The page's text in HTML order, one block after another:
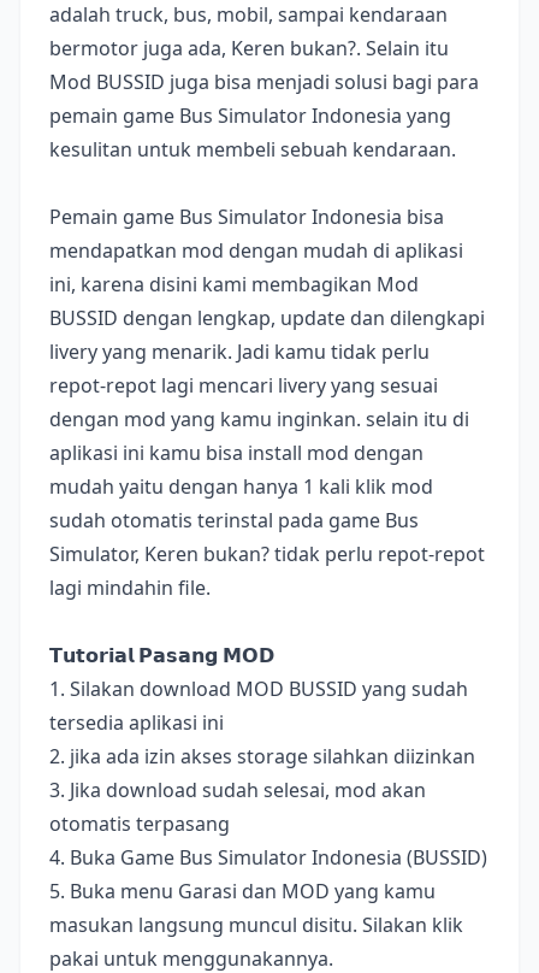
adalah truck, bus, mobil, sampai kendaraan
bermotor juga ada, Keren bukan?. Selain itu
Mod BUSSID juga bisa menjadi solusi bagi para
pemain game Bus Simulator Indonesia yang
kesulitan untuk membeli sebuah kendaraan.
Pemain game Bus Simulator Indonesia bisa
mendapatkan mod dengan mudah di aplikasi
ini, karena disini kami membagikan Mod
BUSSID dengan lengkap, update dan dilengkapi
livery yang menarik. Jadi kamu tidak perlu
repot-repot lagi mencari livery yang sesuai
dengan mod yang kamu inginkan. selain itu di
aplikasi ini kamu bisa install mod dengan
mudah yaitu dengan hanya 1 kali klik mod
sudah otomatis terinstal pada game Bus
Simulator, Keren bukan? tidak perlu repot-repot
lagi mindahin file.
𝗧𝘂𝘁𝗼𝗿𝗶𝗮𝗹 𝗣𝗮𝘀𝗮𝗻𝗴 𝗠𝗢𝗗
1. Silakan download MOD BUSSID yang sudah
tersedia aplikasi ini
2. jika ada izin akses storage silahkan diizinkan
3. Jika download sudah selesai, mod akan
otomatis terpasang
4. Buka Game Bus Simulator Indonesia (BUSSID)
5. Buka menu Garasi dan MOD yang kamu
masukan langsung muncul disitu. Silakan klik
pakai untuk menggunakannya.